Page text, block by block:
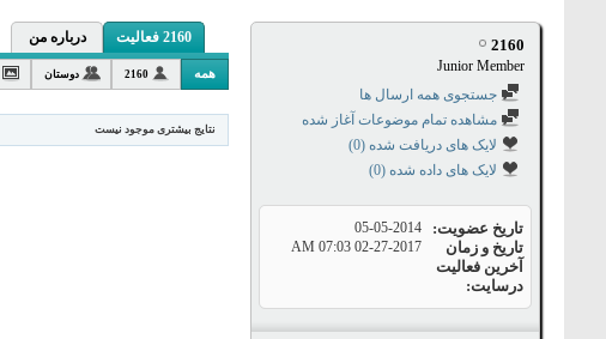
2160
Junior Member
جستجوی همه ارسال ها
مشاهده تمام موضوعات آغاز شده
لایک های دریافت شده (0)
لایک های داده شده (0)
تاریخ عضویت 05-05-2014
تاریخ و زمان
آخرین فعالیت
درسایت
02-27-2017
07:03 AM
2160 فعالیت درباره من
همه 2160 دوستان
نتایج بیشتری موجود نیست